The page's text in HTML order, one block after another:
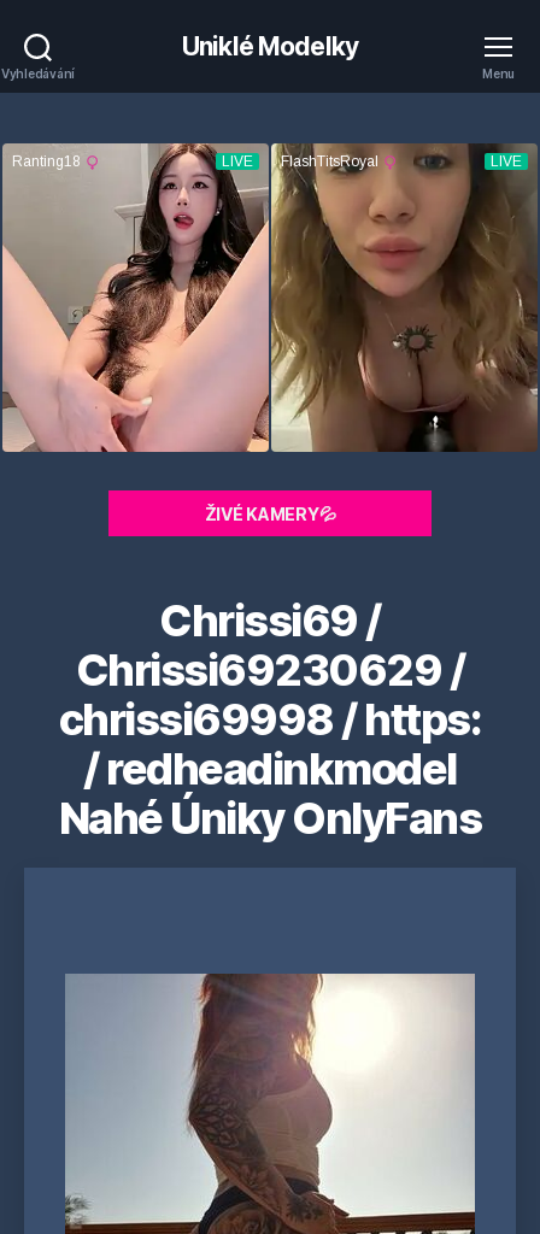
Vyhledávání
Uniklé Modelky
Menu
ŽIVÉ KAMERY💦
Chrissi69 /
Chrissi69230629 /
chrissi69998 / https:
/ redheadinkmodel
Nahé Úniky OnlyFans